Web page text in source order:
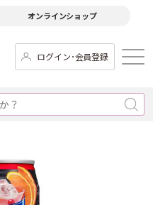
オンラインショップ
ログイン･会員登録